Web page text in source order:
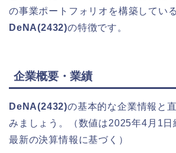
の事業ポートフォリオを構築してい
DeNA(2432)の特徴です。
企業概要・業績
DeNA(2432)の基本的な企業情報と
みましょう。（数値は2025年4月1日
最新の決算情報に基づく）